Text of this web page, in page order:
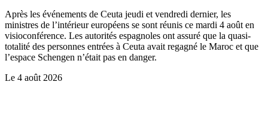
Après les événements de Ceuta jeudi et vendredi dernier, les
ministres de l’intérieur européens se sont réunis ce mardi 4 août en
visioconférence. Les autorités espagnoles ont assuré que la quasi-
totalité des personnes entrées à Ceuta avait regagné le Maroc et que
l’espace Schengen n’était pas en danger.
Le 4 août 2026